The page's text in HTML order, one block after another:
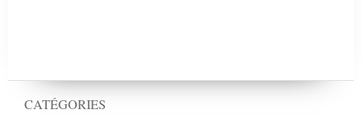
CATÉGORIES